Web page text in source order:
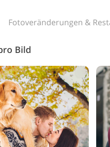
KI-
Fotoveränderungen &
Bild